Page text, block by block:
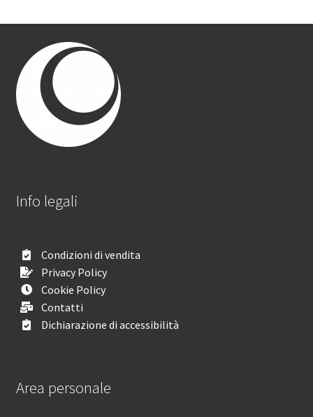
Info legali
Condizioni di vendita
Privacy Policy
Cookie Policy
Contatti
Dichiarazione di accessibilità
Area personale